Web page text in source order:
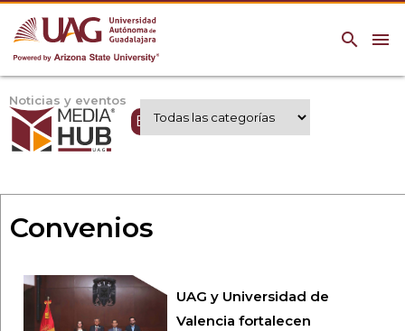
menu
search
Noticias y eventos
Expertos UAG
Convenios
UAG y Universidad de
Valencia fortalecen